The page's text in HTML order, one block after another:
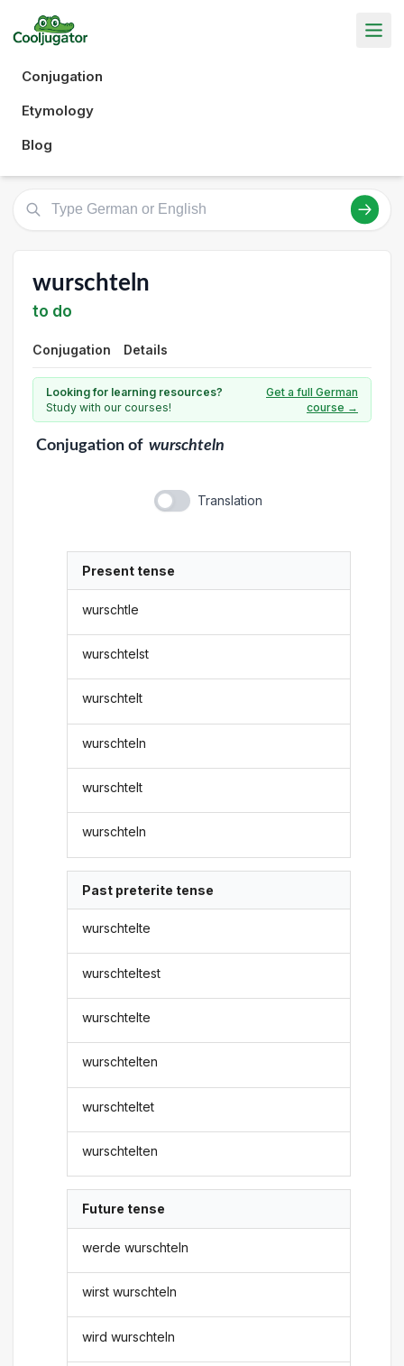
Conjugation
Etymology
Blog
wurschteln
to do
Conjugation Details
Looking for learning resources?
Study with our courses!
Get a full German
course →
Conjugationof wurschteln
Translation
Present tense
wurschtle
wurschtelst
wurschtelt
wurschteln
wurschtelt
wurschteln
Past preterite tense
wurschtelte
wurschteltest
wurschtelte
wurschtelten
wurschteltet
wurschtelten
Future tense
werde wurschteln
wirst wurschteln
wird wurschteln